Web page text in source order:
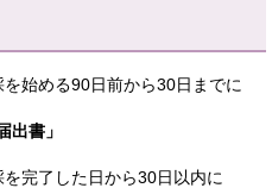
を始める90日前から30日までに​
書」
を完了した日から30日以内に